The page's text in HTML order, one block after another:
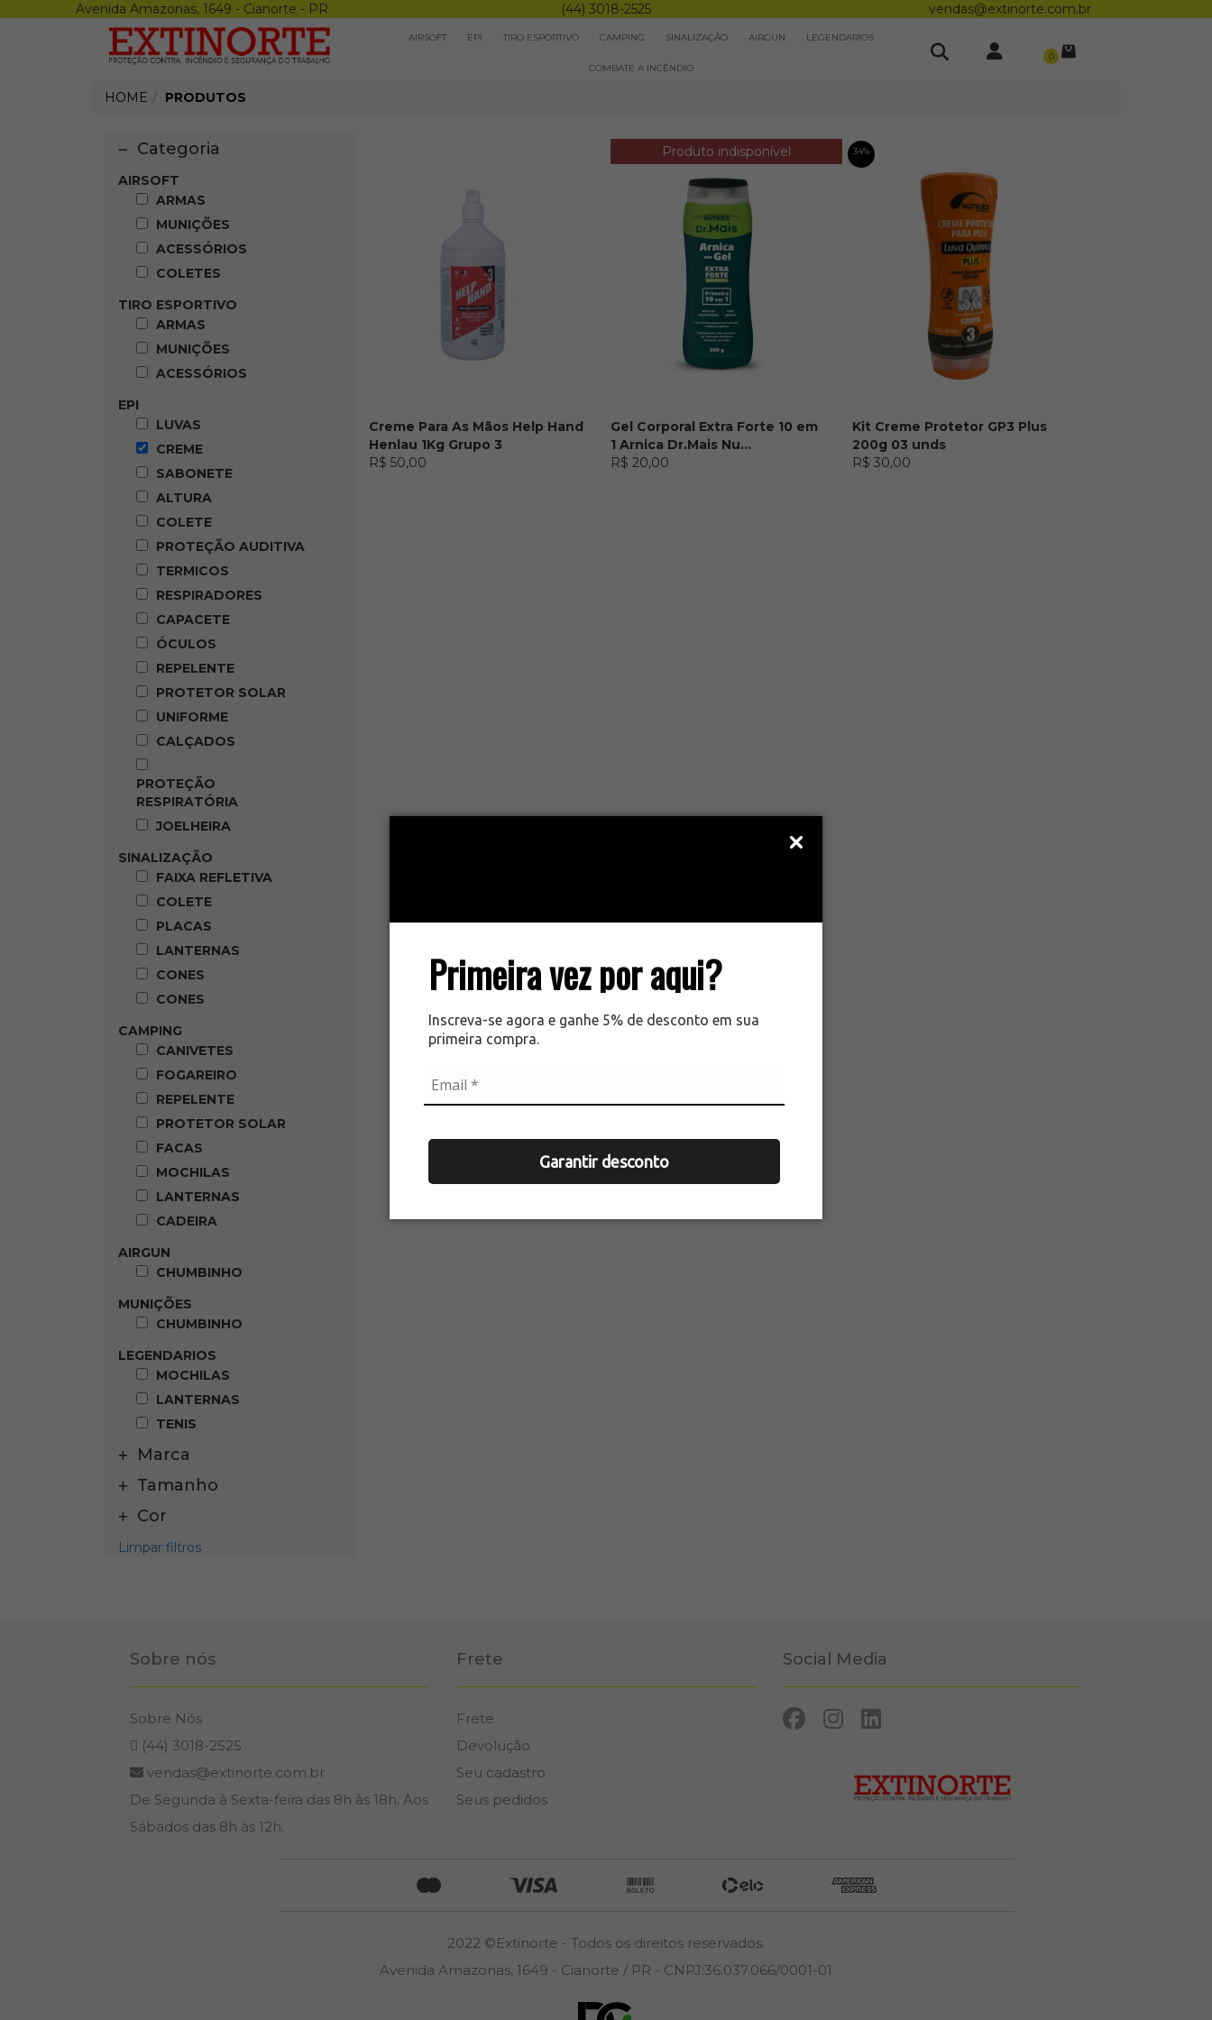
Primeira vez por aqui?
Inscreva-se agora e ganhe 5% de desconto em sua
primeira compra.
Garantir desconto
Menu X
Armas
Acessórios
Repelente
Protetor Solar
Proteção Auditiva
Proteção Respiratória
Munições
Acessórios
Protetor Solar
Combate a Incêndio
Avenida Amazonas, 1649 - Cianorte - PR (44) 3018-2525 vendas@extinorte.com.br
AIRSOFT EPI TIRO ESPORTIVO CAMPING SINALIZAÇÃO AIRGUN LEGENDARIOS
COMBATE A INCÊNDIO
0
HOME PRODUTOS
Categoria
AIRSOFT
ARMAS
MUNIÇÕES
ACESSÓRIOS
COLETES
TIRO ESPORTIVO
ARMAS
MUNIÇÕES
ACESSÓRIOS
EPI
LUVAS
CREME
SABONETE
ALTURA
COLETE
PROTEÇÃO AUDITIVA
TERMICOS
RESPIRADORES
CAPACETE
ÓCULOS
REPELENTE
PROTETOR SOLAR
UNIFORME
CALÇADOS
PROTEÇÃO
RESPIRATÓRIA
JOELHEIRA
SINALIZAÇÃO
FAIXA REFLETIVA
COLETE
PLACAS
LANTERNAS
CONES
CONES
CAMPING
CANIVETES
FOGAREIRO
REPELENTE
PROTETOR SOLAR
FACAS
MOCHILAS
LANTERNAS
CADEIRA
AIRGUN
CHUMBINHO
MUNIÇÕES
CHUMBINHO
LEGENDARIOS
MOCHILAS
LANTERNAS
TENIS
Marca
Tamanho
Cor
Limpar filtros
Creme Para As Mãos Help Hand
Henlau 1Kg Grupo 3
R$ 50,00
Produto indisponível
Gel Corporal Extra Forte 10 em
1 Arnica Dr.Mais Nu...
R$ 20,00
34%
Kit Creme Protetor GP3 Plus
200g 03 unds
R$ 30,00
Sobre nós
Sobre Nós
(44) 3018-2525
vendas@extinorte.com.br
De Segunda à Sexta-feira das 8h às 18h. Aos
Sábados das 8h às 12h.
Frete
Frete
Devolução
Seu cadastro
Seus pedidos
Social Media
2022 ©Extinorte - Todos os direitos reservados.
Avenida Amazonas, 1649 - Cianorte / PR - CNPJ:36.037.066/0001-01